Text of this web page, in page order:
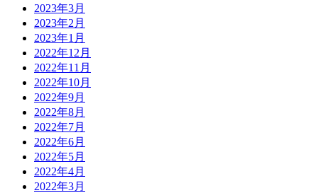
2023年3月
2023年2月
2023年1月
2022年12月
2022年11月
2022年10月
2022年9月
2022年8月
2022年7月
2022年6月
2022年5月
2022年4月
2022年3月